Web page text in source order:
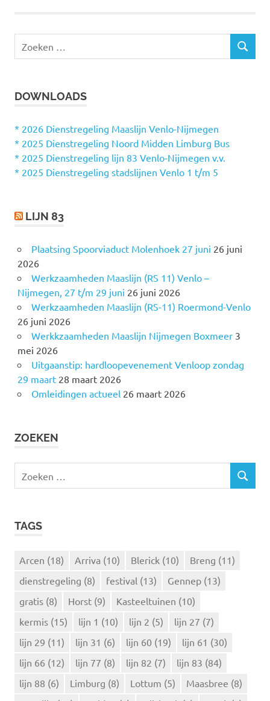
e
n
a
a
r
Z
DOWNLOADS
* 2026 Dienstregeling Maaslijn Venlo-Nijmegen
* 2025 Dienstregeling Noord Midden Limburg Bus
* 2025 Dienstregeling lijn 83 Venlo-Nijmegen v.v.
* 2025 Dienstregeling stadslijnen Venlo 1 t/m 5
LIJN 83
Plaatsing Spoorviaduct Molenhoek 27 juni 26 juni
2026
Werkzaamheden Maaslijn (RS 11) Venlo –
Nijmegen, 27 t/m 29 juni 26 juni 2026
Werkzaamheden Maaslijn (RS-11) Roermond-Venlo
26 juni 2026
Werkkzaamheden Maaslijn Nijmegen Boxmeer 3
mei 2026
Uitgaanstip: hardloopevenement Venloop zondag
29 maart 28 maart 2026
Omleidingen actueel 26 maart 2026
ZOEKEN
e
Z
TAGS
Arcen (18) Arriva (10) Blerick (10) Breng (11)
dienstregeling (8) festival (13) Gennep (13)
gratis (8) Horst (9) Kasteeltuinen (10)
kermis (15) lijn 1 (10) lijn 2 (5) lijn 27 (7)
lijn 29 (11) lijn 31 (6) lijn 60 (19) lijn 61 (30)
lijn 66 (12) lijn 77 (8) lijn 82 (7) lijn 83 (84)
lijn 88 (6) Limburg (8) Lottum (5) Maasbree (8)